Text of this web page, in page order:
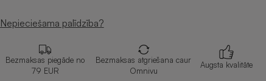
Nepieciešama palīdzība?
Bezmaksas piegāde no
79 EUR
Bezmaksas atgriešana caur
Omnivu
Augsta kvalitāte